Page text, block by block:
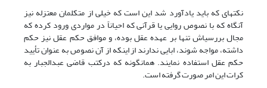
نکته­ای که باید یاد‌آورد شد این است که خیلی از متکلمان معتزله نیز
آنگاه که با نصوص روایی یا قرآنی که احیاناً در مواردی ورود کرده­ که
مجال بررسی­اش تنها بر عهده عقل بوده، و موافق حکم عقل نیز حکم
داشته، مواجه شوند، ابایی ندارند از این­که از آن نصوص به عنوان تأیید
حکم عقل استفاده نمایند. همان­گونه که درکتب قاضی عبدالجبار به
کرات این امر صورت گرفته است.